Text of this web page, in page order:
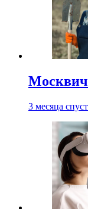
3 месяца